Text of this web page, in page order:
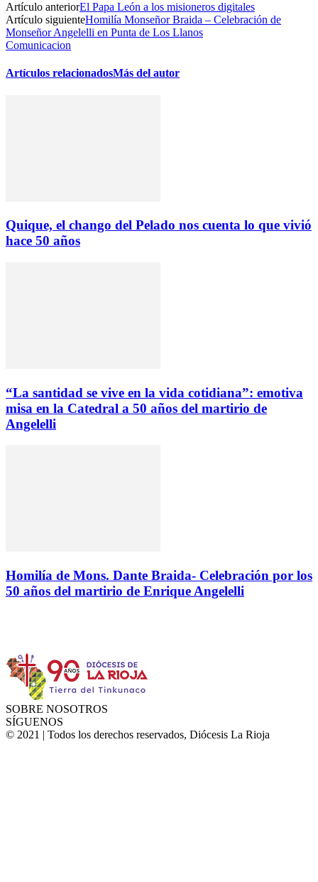
Artículo anteriorEl Papa León a los misioneros digitales
Artículo siguienteHomilía Monseñor Braida – Celebración de
Monseñor Angelelli en Punta de Los Llanos
Comunicacion
Artículos relacionadosMás del autor
Quique, el chango del Pelado nos cuenta lo que vivió
hace 50 años
“La santidad se vive en la vida cotidiana”: emotiva
misa en la Catedral a 50 años del martirio de
Angelelli
Homilía de Mons. Dante Braida- Celebración por los
50 años del martirio de Enrique Angelelli
SOBRE NOSOTROS
SÍGUENOS
© 2021 | Todos los derechos reservados, Diócesis La Rioja